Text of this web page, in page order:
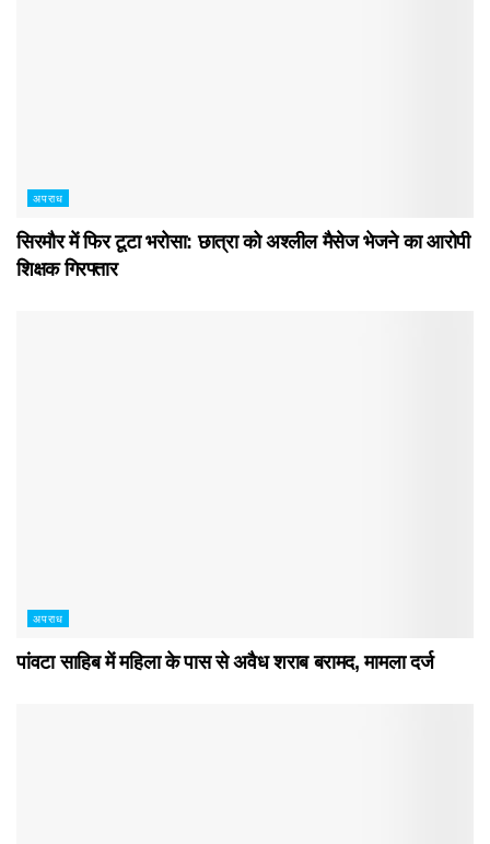
अपराध
सिरमौर में फिर टूटा भरोसा: छात्रा को अश्लील मैसेज भेजने का आरोपी
शिक्षक गिरफ्तार
अपराध
पांवटा साहिब में महिला के पास से अवैध शराब बरामद, मामला दर्ज